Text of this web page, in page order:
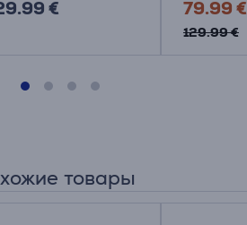
€ 79.99 €
129.99 €
товары